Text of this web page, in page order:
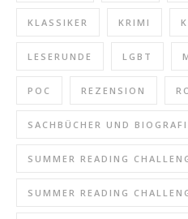
KLASSIKER KRIMI
LESERUNDE LGBT
POC REZENSION
SACHBÜCHER UND
SUMMER READING
SUMMER READING